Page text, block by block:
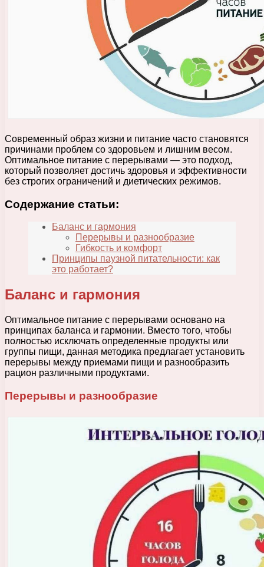
Современный образ жизни и питание часто становятся
причинами проблем со здоровьем и лишним весом.
Оптимальное питание с перерывами — это подход,
который позволяет достичь здоровья и эффективности
без строгих ограничений и диетических режимов.
Содержание статьи:
Баланс и гармония
Перерывы и разнообразие
Гибкость и комфорт
Принципы паузной питательности: как
это работает?
Баланс и гармония
Оптимальное питание с перерывами основано на
принципах баланса и гармонии. Вместо того, чтобы
полностью исключать определенные продукты или
группы пищи, данная методика предлагает установить
перерывы между приемами пищи и разнообразить
рацион различными продуктами.
Перерывы и разнообразие